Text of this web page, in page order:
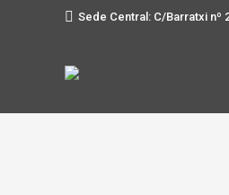
Sede Central: C/Barratxi nº